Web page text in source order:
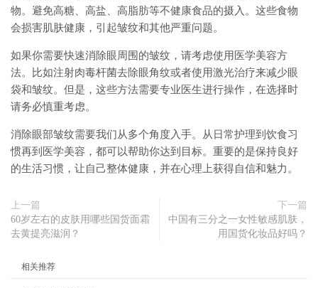
物。避免高糖、高盐、高脂肪等不健康食品的摄入。这些食物
会损害肌肤健康，引起皱纹和其他严重问题。
如果你需要快速消除眼周围的皱纹，请考虑使用医学美容方
法。比如注射肉毒杆菌去除眼角纹或者使用激光治疗来减少眼
袋和皱纹。但是，这些方法需要专业医生进行操作，在选择时
请务必慎重考虑。
消除眼部皱纹需要我们从多个角度入手。从日常护理到饮食习
惯再到医学美容，都可以帮助你达到目标。重要的是保持良好
的生活习惯，让自己整体健康，并在心理上获得自信和魅力。
上一篇
60岁左右的皮肤用哪些国货面霜
去黄提亮滋润？
下一篇
中国有三分之一女性敏感肌肤，
用国货化妆品好吗？
相关推荐